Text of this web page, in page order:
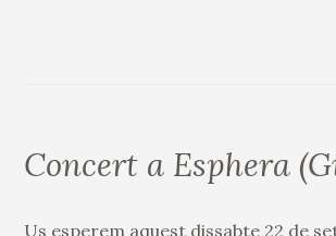
Concert a Esphera
Us esperem aquest dissabte 22 de